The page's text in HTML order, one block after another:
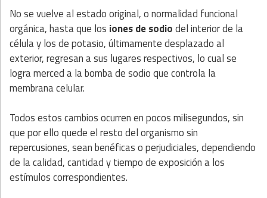
No se vuelve al estado original, o normalidad funcional
orgánica, hasta que los iones de sodiodel interior de la
célula y los de potasio, últimamente desplazado al
exterior, regresan a sus lugares respectivos, lo cual se
logra merced a la bomba de sodio que controla la
membrana celular.
Todos estos cambios ocurren en pocos milisegundos, sin
que por ello quede el resto del organismo sin
repercusiones, sean benéficas o perjudiciales, dependiendo
de la calidad, cantidad y tiempo de exposición a los
estímulos correspondientes.